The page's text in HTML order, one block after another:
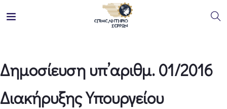
Δημοσίευση υπ’αριθμ. 01/2016
Διακήρυξης Υπουργείου